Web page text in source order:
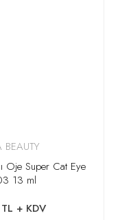
Oje Super Cat Eye
13 ml
+ KDV